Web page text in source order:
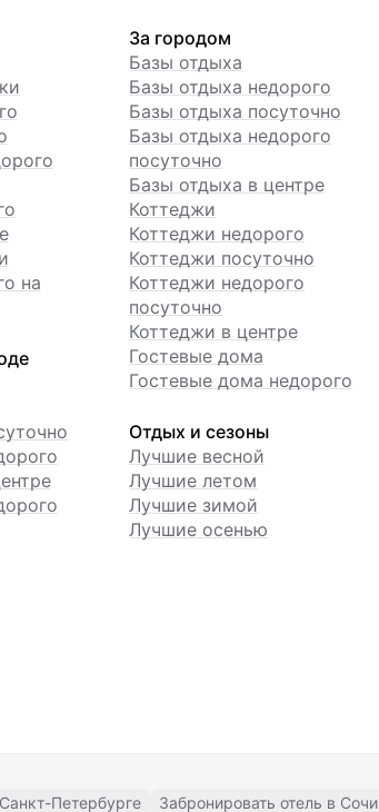
на
За городом
Базы отдыха
Базы отдыха недорого
Базы отдыха посуточно
Базы отдыха недорого
посуточно
Базы отдыха в центре
Коттеджи
Коттеджи недорого
Коттеджи посуточно
Коттеджи недорого
посуточно
Коттеджи в центре
Гостевые дома
Гостевые дома недорого
Отдых и сезоны
Лучшие весной
Лучшие летом
Лучшие зимой
Лучшие осенью
Петербурге Забронировать отель в Сочи